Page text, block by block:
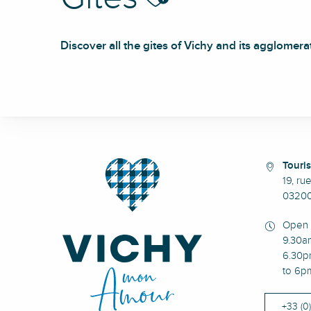
Discover all the gites of Vichy and its
Les suites de l'Opéra - Gîte à la belle étoile
Le Casino des fleurs
Le temps d'une pause
19,
Open
to
+33